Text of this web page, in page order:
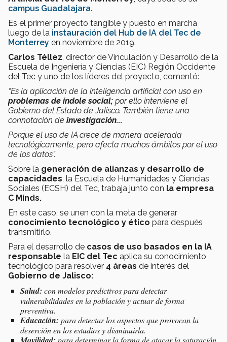
campus Guadalajara.
Es el primer proyecto tangible y puesto en marcha
luego de la instauración del Hub de IA del Tec de
Monterrey en noviembre de 2019.
Carlos Téllez , director de Vinculación y Desarrollo de la
Escuela de Ingeniería y Ciencias (EIC) Región Occidente
del Tec y uno de los líderes del proyecto, comentó:
“Es la aplicación de la inteligencia artificial con uso en
problemas de índole social; por ello interviene el
Gobierno del Estado de Jalisco. También tiene una
connotación de investigación...
Porque el uso de IA crece de manera acelerada
tecnológicamente, pero afecta muchos ámbitos por el uso
de los datos”.
Sobre la generación de alianzas y desarrollo de
capacidades la Escuela de Humanidades y Ciencias
Sociales (ECSH) del Tec, trabaja junto con la empresa
C Minds.
En este caso, se unen con la meta de generar
conocimiento tecnológico y ético para después
transmitirlo.
Para el desarrollo de casos de uso basados en la IA
responsable la EIC del Tec aplica su conocimiento
tecnológico para resolver 4 áreas de interés del
Gobierno de Jalisco:
Salud: con modelos predictivos para detectar
vulnerabilidades en la población y actuar de forma
preventiva.
Educación: para detectar los aspectos que provocan la
deserción en los estudios y disminuirla.
para determinar la forma de atacar la saturación